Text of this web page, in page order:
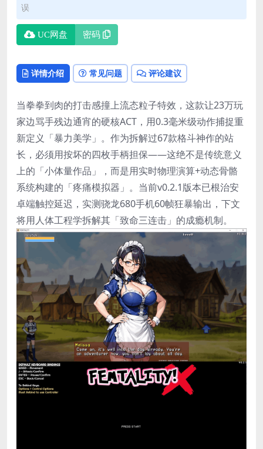
误
UC网盘 密码
详情介绍 常见问题 评论建议
当拳拳到肉的打击感撞上流态粒子特效，这款让23万玩
家边骂手残边通宵的硬核ACT，用0.3毫米级动作捕捉重
新定义「暴力美学」。作为拆解过67款格斗神作的站
长，必须用按坏的四枚手柄担保——这绝不是传统意义
上的「小体量作品」，而是用实时物理演算+动态骨骼
系统构建的「疼痛模拟器」。当前v0.2.1版本已根治安
卓端触控延迟，实测骁龙680手机60帧狂暴输出，下文
将用人体工程学拆解其「致命三连击」的成瘾机制。